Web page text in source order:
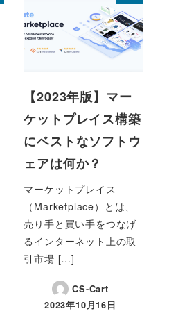
【2023年版】マー
ケットプレイス構築
にベストなソフトウ
ェアは何か？
マーケットプレイス
（Marketplace）とは、
売り手と買い手をつなげ
るインターネット上の取
引市場 […]
CS-Cart
投稿日
2023年10月16日